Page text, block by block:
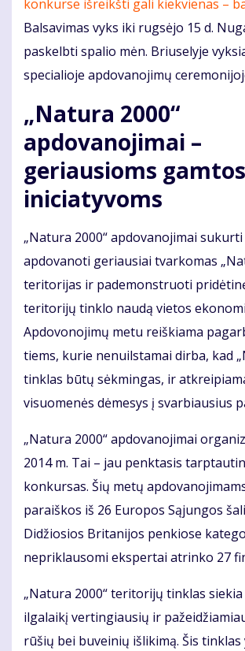
konkurse išreikšti gali kiekvienas –
Balsavimas vyks iki rugsėjo 15 d.
paskelbti spalio mėn. Briuselyje
specialioje apdovanojimų
„Natura 2000“
apdovanojimai –
geriausioms
iniciatyvoms
„Natura 2000“ apdovanojimai
apdovanoti geriausiai tvarkomas
teritorijas ir pademonstruoti
teritorijų tinklo naudą vietos
Apdovonojimų metu reiškiama
tiems, kurie nenuilstamai dirba, kad
tinklas būtų sėkmingas, ir
visuomenės dėmesys į svarbiausius
„Natura 2000“ apdovanojimai
2014 m. Tai – jau penktasis
konkursas. Šių metų
paraiškos iš 26 Europos Sąjungos
Didžiosios Britanijos penkiose
nepriklausomi ekspertai atrinko 27
„Natura 2000“ teritorijų tinklas
ilgalaikį vertingiausių ir
rūšių bei buveinių išlikimą. Šis